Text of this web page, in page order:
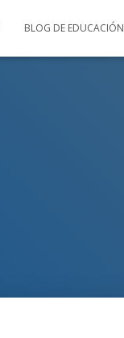
BLOG DE EDUCACIÓN